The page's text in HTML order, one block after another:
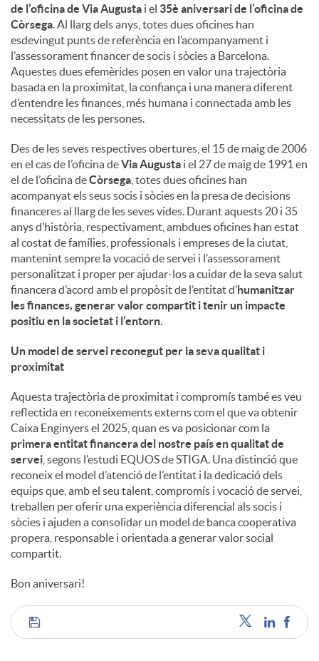
i
n
g
u
t
s
de l’oficina de Via Augusta i el 35è aniversari de l’oficina de
Còrsega. Al llarg dels anys, totes dues oficines han
esdevingut punts de referència en l’acompanyament i
l’assessorament financer de socis i sòcies a Barcelona.
Aquestes dues efemèrides posen en valor una trajectòria
basada en la proximitat, la confiança i una manera diferent
d’entendre les finances, més humana i connectada amb les
necessitats de les persones.
Des de les seves respectives obertures, el 15 de maig de 2006
en el cas de l’oficina deVia Augusta i el 27 de maig de 1991 en
el de l’oficina deCòrsega , totes dues oficines han
acompanyat els seus socis i sòcies en la presa de decisions
financeres al llarg de les seves vides. Durant aquests 20 i 35
anys d’història, respectivament, ambdues oficines han estat
al costat de famílies, professionals i empreses de la ciutat,
mantenint sempre la vocació de servei i l’assessorament
personalitzat i proper per ajudar-los a cuidar de la seva salut
financera d’acord amb el propòsit de l’entitat d’humanitzar
les finances, generar valor compartit i tenir un impacte
positiu en la societat i l’entorn.
Un model de servei reconegut per la seva qualitat i
proximitat
Aquesta trajectòria de proximitat i compromís també es veu
reflectida en reconeixements externs com el que va obtenir
Caixa Enginyers el 2025, quan es va posicionar com la
primera entitat financera del nostre país en qualitat de
servei , segons l’estudi EQUOS de STIGA. Una distinció que
reconeix el model d’atenció de l’entitat i la dedicació dels
equips que, amb el seu talent, compromís i vocació de servei,
treballen per oferir una experiència diferencial als socis i
sòcies i ajuden a consolidar un model de banca cooperativa
propera, responsable i orientada a generar valor social
compartit.
Bon aniversari!
C